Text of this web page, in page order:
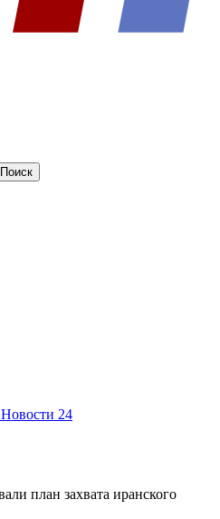
план захвата иранского